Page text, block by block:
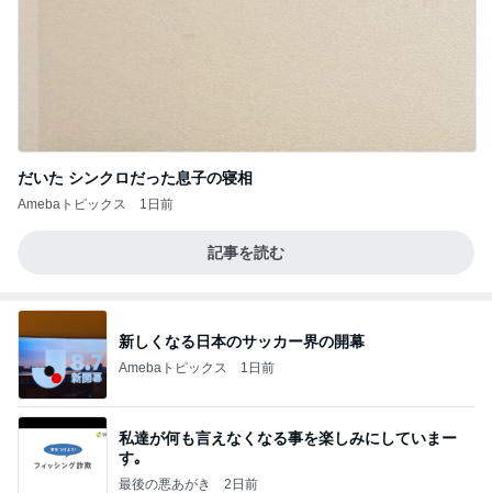
だいた シンクロだった息子の寝相
Amebaトピックス 1日前
記事を読む
新しくなる日本のサッカー界の開幕
Amebaトピックス 1日前
私達が何も言えなくなる事を楽しみにしていまー
す｡
最後の悪あがき 2日前